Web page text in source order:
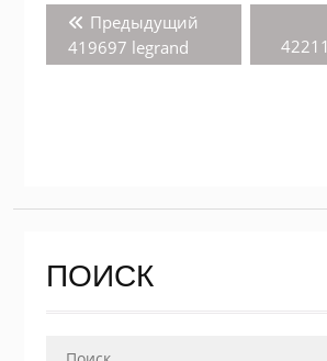
записям
Предыдущий
419697 legrand
ПОИСК